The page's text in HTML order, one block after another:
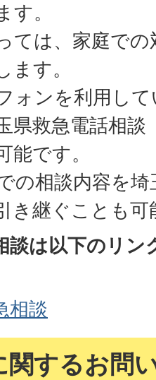
す。
ては、家庭で
ます。
ォンを利用し
県救急電話相談
能です。
の相談内容を
き継ぐことも可
談は以下のリン
相談
関するお問